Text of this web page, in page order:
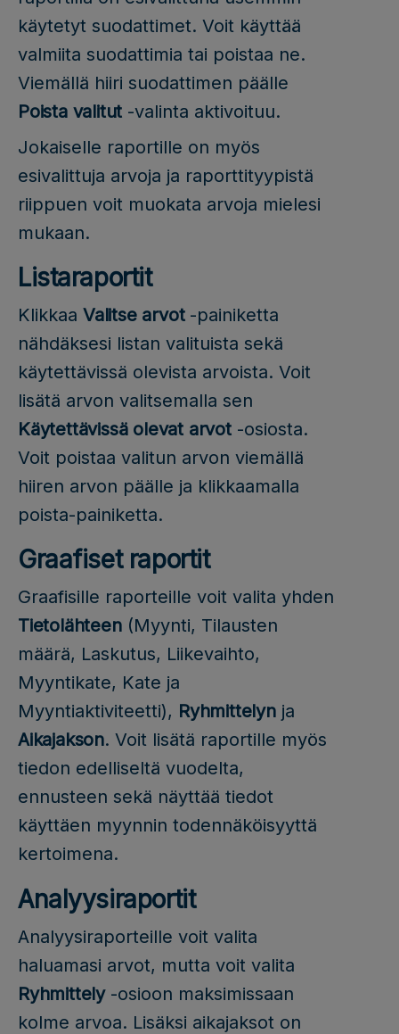
käytetyt suodattimet. Voit käyttää
valmiita suodattimia tai poistaa ne.
Viemällä hiiri suodattimen päälle
Poista valitut -valinta aktivoituu.
Jokaiselle raportille on myös
esivalittuja arvoja ja raporttityypistä
riippuen voit muokata arvoja mielesi
mukaan.
Listaraportit
Klikkaa Valitse arvot-painiketta
nähdäksesi listan valituista sekä
käytettävissä olevista arvoista. Voit
lisätä arvon valitsemalla sen
Käytettävissä olevat arvot-osiosta.
Voit poistaa valitun arvon viemällä
hiiren arvon päälle ja klikkaamalla
poista-painiketta.
Graafiset raportit
Graafisille raporteille voit valita yhden
Tietolähteen(Myynti, Tilausten
määrä, Laskutus, Liikevaihto,
Myyntikate, Kate ja
Myyntiaktiviteetti), Ryhmittelynja
Aikajakson. Voit lisätä raportille myös
tiedon edelliseltä vuodelta,
ennusteen sekä näyttää tiedot
käyttäen myynnin todennäköisyyttä
kertoimena.
Analyysiraportit
Analyysiraporteille voit valita
haluamasi arvot, mutta voit valita
Ryhmittely-osioon maksimissaan
kolme arvoa. Lisäksi aikajaksot on